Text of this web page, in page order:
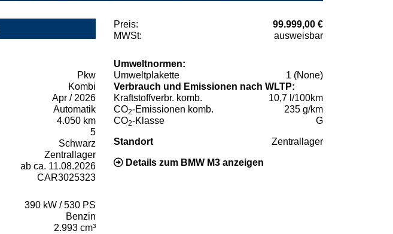
Preis:
99.999,00 €
MWSt:
ausweisbar
Pkw
Kombi
Apr / 2026
Automatik
4.050 km
5
Schwarz
Zentrallager
ab ca. 11.08.2026
CAR3025323
390 kW / 530 PS
Benzin
2.993 cm³
Umweltnormen:
Umweltplakette
1 (None)
Verbrauch und Emissionen nach WLTP:
Kraftstoffverbr. komb.
10,7 l/100km
CO2-Emissionen komb.
235 g/km
CO2-Klasse G
Standort Zentrallager
Details zum BMW M3 anzeigen